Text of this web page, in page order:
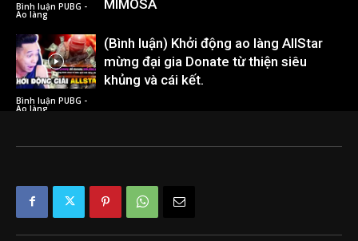
Bình luận PUBG -
Ao làng
MIMOSA
Bình luận PUBG -
Ao làng
(Bình luận) Khởi động ao làng AllStar
mừng đại gia Donate từ thiện siêu
khủng và cái kết.